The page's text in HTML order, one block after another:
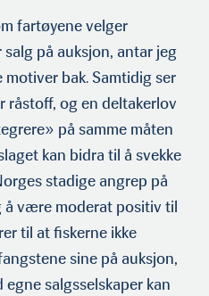
(f.1993) er fra
familien har
og
ved UiT
Norges
fartøyene velger
på auksjon, antar jeg
bak. Samtidig ser
råstoff, og en deltakerlov
på samme måten
kan bidra til å svekke
stadige angrep på
å være moderat positiv til
til at fiskerne ikke
sine på auksjon,
salgsselskaper kan